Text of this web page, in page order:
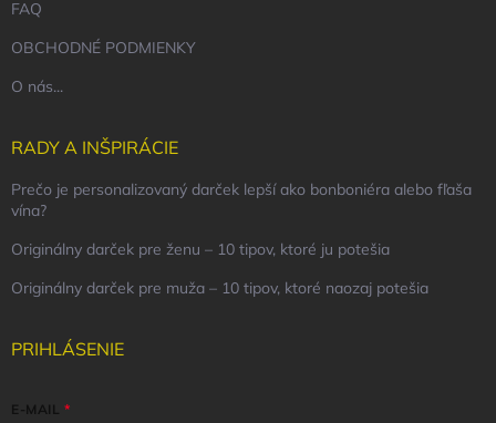
FAQ
OBCHODNÉ PODMIENKY
O nás...
RADY A INŠPIRÁCIE
Prečo je personalizovaný darček lepší ako bonboniéra alebo fľaša
vína?
Originálny darček pre ženu – 10 tipov, ktoré ju potešia
Originálny darček pre muža – 10 tipov, ktoré naozaj potešia
PRIHLÁSENIE
E-MAIL